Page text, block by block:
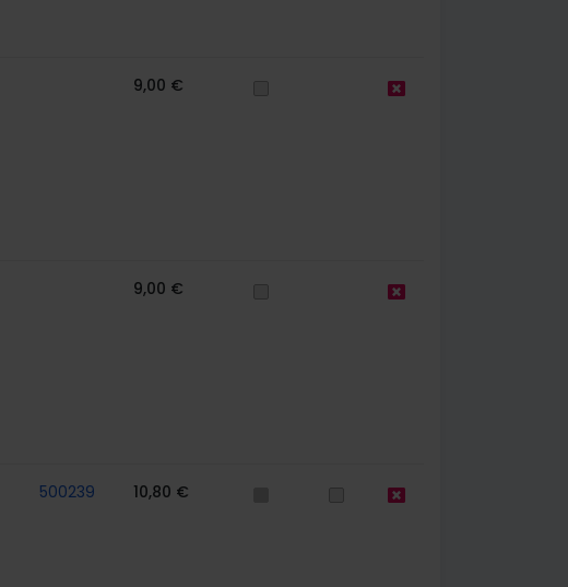
9,00 €
9,00 €
500239 10,80 €